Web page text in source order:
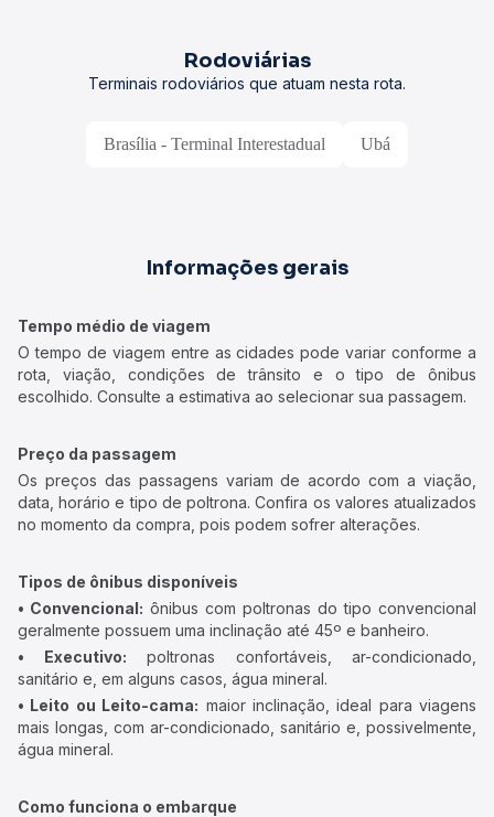
Rodoviárias
Terminais rodoviários que atuam nesta rota.
Brasília - Terminal Interestadual Ubá
Informações gerais
Tempo médio de viagem
O tempo de viagem entre as cidades pode variar conforme a
rota, viação, condições de trânsito e o tipo de ônibus
escolhido. Consulte a estimativa ao selecionar sua passagem.
Preço da passagem
Os preços das passagens variam de acordo com a viação,
data, horário e tipo de poltrona. Confira os valores atualizados
no momento da compra, pois podem sofrer alterações.
Tipos de ônibus disponíveis
• Convencional: ônibus com poltronas do tipo convencional
geralmente possuem uma inclinação até 45º e banheiro.
• Executivo: poltronas confortáveis, ar-condicionado,
sanitário e, em alguns casos, água mineral.
• Leito ou Leito-cama: maior inclinação, ideal para viagens
mais longas, com ar-condicionado, sanitário e, possivelmente,
água mineral.
Como funciona o embarque